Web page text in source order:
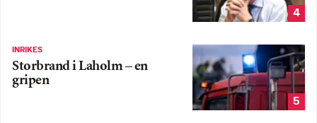
4
INRIKES
Storbrand i Laholm – en
gripen
5